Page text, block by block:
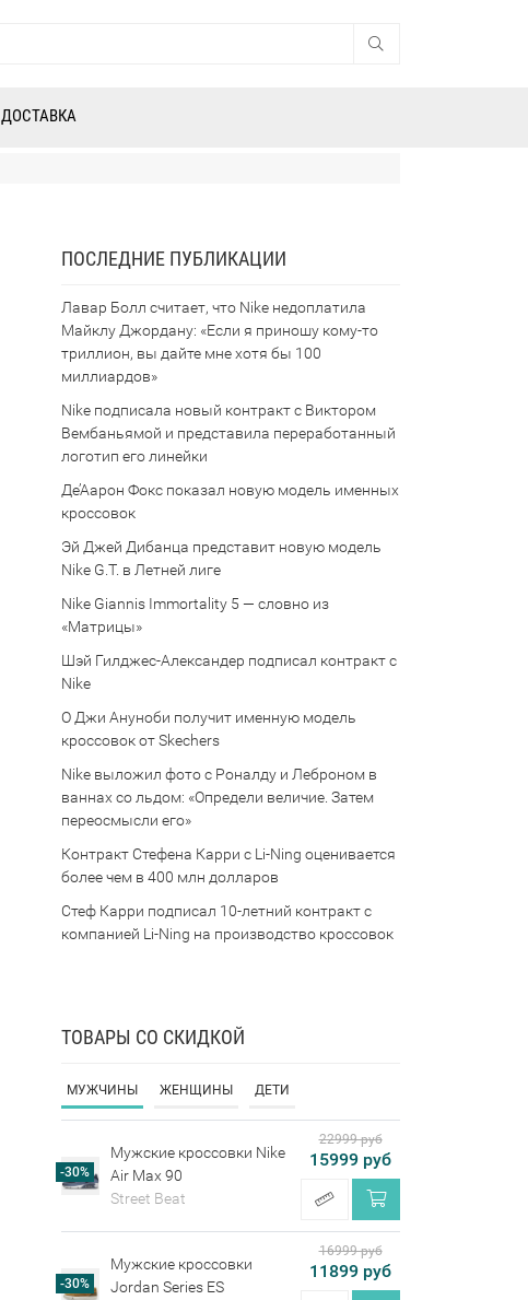
ДОСТАВКА
ПОСЛЕДНИЕ ПУБЛИКАЦИИ
Лавар Болл считает, что Nike недоплатила
Майклу Джордану: «Если я приношу кому-то
триллион, вы дайте мне хотя бы 100
миллиардов»
Nike подписала новый контракт с Виктором
Вембаньямой и представила переработанный
логотип его линейки
Де’Аарон Фокс показал новую модель именных
кроссовок
Эй Джей Дибанца представит новую модель
Nike G.T. в Летней лиге
Nike Giannis Immortality 5 — словно из
«Матрицы»
Шэй Гилджес-Александер подписал контракт с
Nike
О Джи Ануноби получит именную модель
кроссовок от Skechers
Nike выложил фото с Роналду и Леброном в
ваннах со льдом: «Определи величие. Затем
переосмысли его»
Контракт Стефена Карри с Li-Ning оценивается
более чем в 400 млн долларов
Стеф Карри подписал 10-летний контракт с
компанией Li-Ning на производство кроссовок
ТОВАРЫ СО СКИДКОЙ
МУЖЧИНЫ ЖЕНЩИНЫ ДЕТИ
-30%
Мужские кроссовки Nike
Air Max 90
Street Beat
22999 руб
15999 руб
-30%
Мужские кроссовки
Jordan Series ES
16999 руб
11899 руб